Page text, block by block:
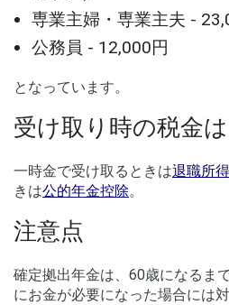
専業主婦・専業主夫 -
公務員 - 12,000円
となっています。
受け取り時の税金は
一時金で受け取るときは退職所
きは公的年金控除。
注意点
確定拠出年金は、60歳になるま
にお金が必要になった場合には